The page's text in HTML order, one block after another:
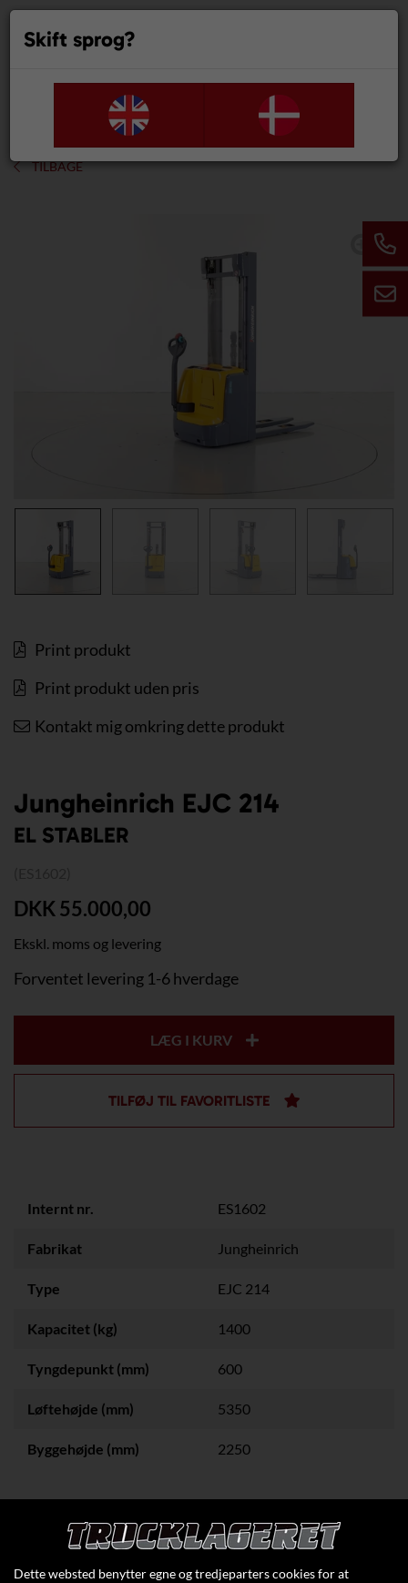
TILBAGE

Print produkt
Print produkt uden pris
Kontakt mig omkring dette produkt
Jungheinrich EJC 214
EL STABLER
DKK 55.000,00
Ekskl. moms og levering
Forventet levering 1-6 hverdage
LÆG I KURV
TILFØJ TIL FAVORITLISTE
Internt nr. ES1602
Fabrikat Jungheinrich
Type EJC 214
Kapacitet (kg) 1400
Tyngdepunkt (mm) 600
Løftehøjde (mm) 5350
Byggehøjde (mm) 2250
Klik her for at se flere specifikationer
Skift sprog?
Dette websted benytter egne og tredjeparters cookies for at